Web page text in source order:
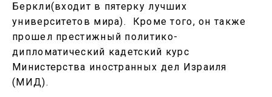
Беркли(входит в пятерку лучших
университетов мира). Кроме того, он также
прошел престижный политико-
дипломатический кадетский курс
Министерства иностранных дел Израиля
(МИД).